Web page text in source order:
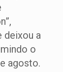
deixou a
o
agosto.